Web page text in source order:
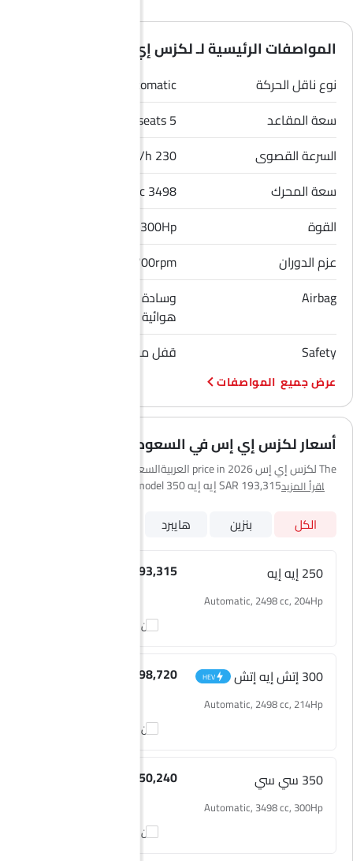
المواصفات الرئيسية لـ لكزس إي إس 2026
نوع ناقل الحركة
Automatic
سعة المقاعد
5 seats
السرعة القصوى
230 Km/h
سعة المحرك
3498 cc
القوة
300Hp
عزم الدوران
356Nm@4600-4700rpm
Airbag
وسادة هوائية للسائق, وسادة
هوائية للراكب الأمامي
Safety
قفل مركزي, مؤشر تغيير المسار
المواصفات
أسعار لكزس إي إس في السعودية
الرئيسية الأخرى. قد يختلف السعر النهائي على الطريق قليلاً بناءً على
التأمين، والتسجيل، والملحقات الاختيارية.
اقرأ المزيد
الكل بنزين هايبرد
250 إيه إيه SAR 193,315
Automatic, 2498 cc, 204Hp
قارن
300 إتش إيه إتش HEV
SAR 198,720
Automatic, 2498 cc, 214Hp
قارن
350 سي سي SAR 250,240
Automatic, 3498 cc, 300Hp
قارن